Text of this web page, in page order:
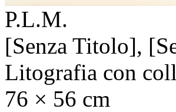
P.L.M.
[Senza Titolo],
Litografia con
76 × 56 cm